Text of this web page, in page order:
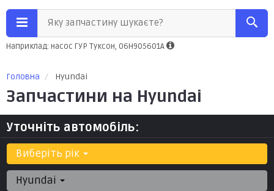
Яку запчастину шукаєте?
Наприклад: насос ГУР Туксон, 06H905601A
Головна Hyundai
Запчастини на Hyundai
Уточніть автомобіль:
Виберіть рік
Hyundai